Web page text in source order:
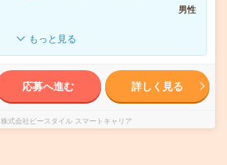
男性
もっと見る
応募へ進む 詳しく見る
株式会社ビースタイル スマートキャリア